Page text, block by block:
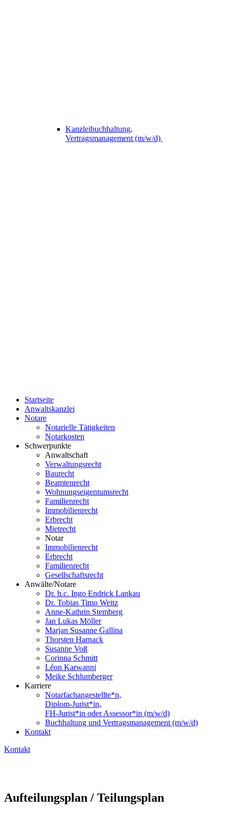
Kanzleibuchhaltung,
Vertragsmanagement (m/w/d)
Startseite
Anwaltskanzlei
Notare
Notarielle Tätigkeiten
Notarkosten
Schwerpunkte
Anwaltschaft
Verwaltungsrecht
Baurecht
Beamtenrecht
Wohnungseigentumsrecht
Familienrecht
Immobilienrecht
Erbrecht
Mietrecht
Notar
Immobilienrecht
Erbrecht
Familienrecht
Gesellschaftsrecht
Anwälte/Notare
Dr. h.c. Ingo Endrick Lankau
Dr. Tobias Timo Weitz
Anne-Kathrin Stemberg
Jan Lukas Möller
Marjan Susanne Gallina
Thorsten Harnack
Susanne Voß
Corinna Schmitt
Léon Karwanni
Meike Schlumberger
Karriere
Notarfachangestellte*n,
Diplom-Jurist*in,
FH-Jurist*in oder Assessor*in (m/w/d)
Buchhaltung und Vertragsmanagement (m/w/d)
Kontakt
Kontakt
Aufteilungsplan / Teilungsplan